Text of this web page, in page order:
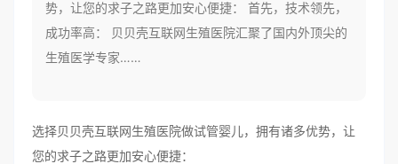
势，让您的求子之路更加安心便捷： 首先，技术领先，
成功率高： 贝贝壳互联网生殖医院汇聚了国内外顶尖的
生殖医学专家……
选择贝贝壳互联网生殖医院做试管婴儿，拥有诸多优势，让
您的求子之路更加安心便捷：